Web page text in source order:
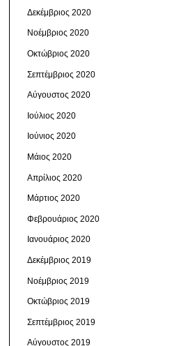
Δεκέμβριος 2020
Νοέμβριος 2020
Οκτώβριος 2020
Σεπτέμβριος 2020
Αύγουστος 2020
Ιούλιος 2020
Ιούνιος 2020
Μάιος 2020
Απρίλιος 2020
Μάρτιος 2020
Φεβρουάριος 2020
Ιανουάριος 2020
Δεκέμβριος 2019
Νοέμβριος 2019
Οκτώβριος 2019
Σεπτέμβριος 2019
Αύγουστος 2019